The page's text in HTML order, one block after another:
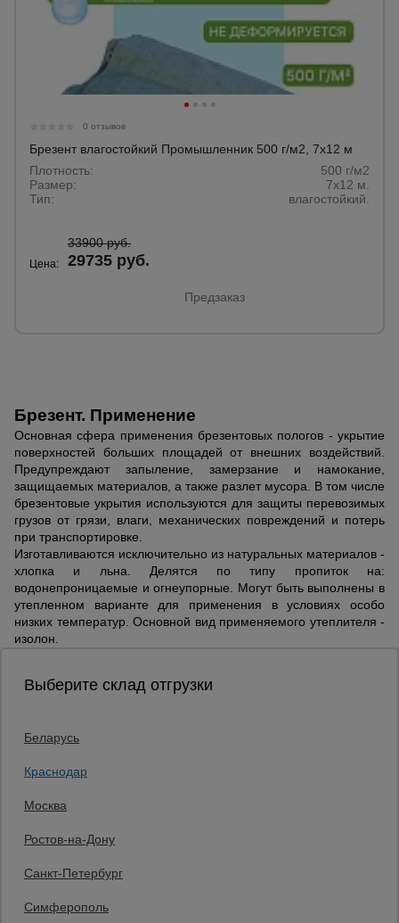
0 отзывов
Брезент влагостойкий Промышленник 500 г/м2, 7х12 м
Плотность:
500 г/м2
Размер:
7х12 м.
Тип:
влагостойкий.
Цена:
33900 руб.
29735 руб.
Предзаказ
Брезент. Применение
Основная сфера применения брезентовых пологов - укрытие
поверхностей больших площадей от внешних воздействий.
Предупреждают запыление, замерзание и намокание,
защищаемых материалов, а также разлет мусора. В том числе
брезентовые укрытия используются для защиты перевозимых
грузов от грязи, влаги, механических повреждений и потерь
при транспортировке.
Изготавливаются исключительно из натуральных материалов -
хлопка и льна. Делятся по типу пропиток на:
водонепроницаемые и огнеупорные. Могут быть выполнены в
утепленном варианте для применения в условиях особо
низких температур. Основной вид применяемого утеплителя -
изолон.
Выберите склад отгрузки
Беларусь
Краснодар
Москва
Ростов-на-Дону
Санкт-Петербург
Симферополь
О компании
Франшиза
Контакты
Защитные конструкции